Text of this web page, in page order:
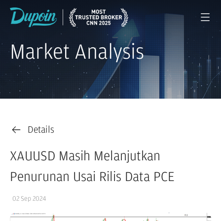
Market Analysis
Details
XAUUSD Masih Melanjutkan
Penurunan Usai Rilis Data PCE
02 Sep 2024